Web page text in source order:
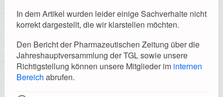
In dem Artikel wurden leider einige Sachverhalte nicht
korrekt dargestellt, die wir klarstellen möchten.
Den Bericht der Pharmazeutischen Zeitung über die
Jahreshauptversammlung der TGL sowie unsere
Richtigstellung können unsere Mitglieder im internen
Bereich abrufen.